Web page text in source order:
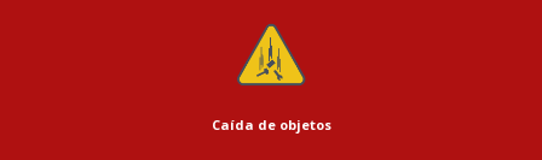
Caída de objetos